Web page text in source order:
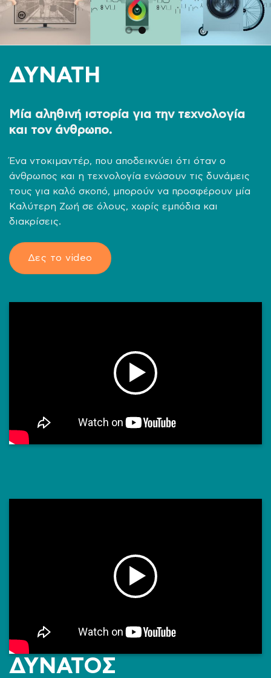
ΔΥΝΑΤΗ
Μία αληθινή ιστορία για την τεχνολογία
και τον άνθρωπο.
Ένα ντοκιμαντέρ, που αποδεικνύει ότι όταν ο
άνθρωπος και η τεχνολογία ενώσουν τις δυνάμεις
τους για καλό σκοπό, μπορούν να προσφέρουν μία
Καλύτερη Ζωή σε όλους, χωρίς εμπόδια και
διακρίσεις.
Δες το video
ΔΥΝΑΤΟΣ